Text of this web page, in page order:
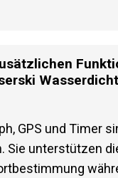
GPS und Timer
Sie unterstützen